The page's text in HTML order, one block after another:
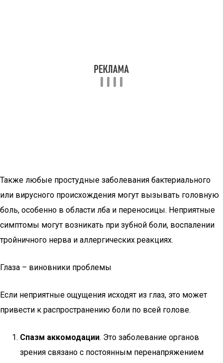
Также любые простудные заболевания бактериального
или вирусного происхождения могут вызывать головную
боль, особенно в области лба и переносицы. Неприятные
симптомы могут возникать при зубной боли, воспалении
тройничного нерва и аллергических реакциях.
Глаза – виновники проблемы
Если неприятные ощущения исходят из глаз, это может
привести к распространению боли по всей голове.
Спазм аккомодации. Это заболевание органов
зрения связано с постоянным перенапряжением